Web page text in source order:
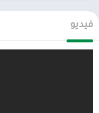
فيديو